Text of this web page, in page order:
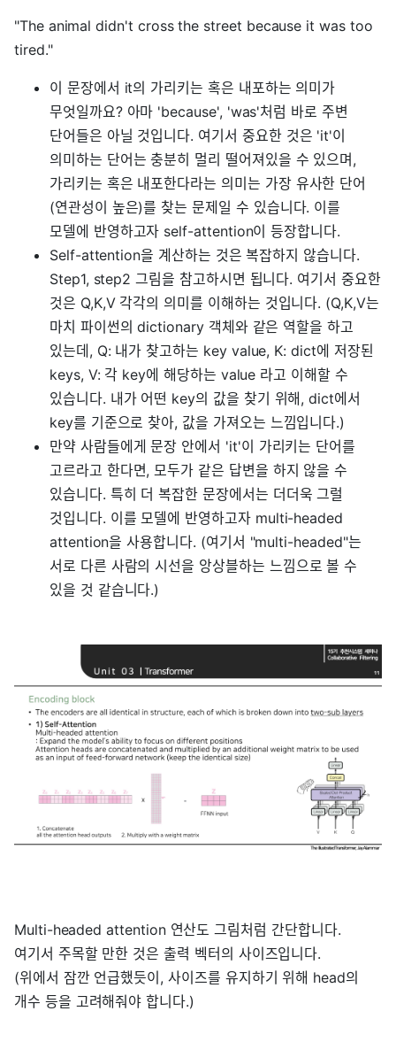
"The animal didn't cross the street because it was too
tired."
이 문장에서 it의 가리키는 혹은 내포하는 의미가
무엇일까요? 아마 'because', 'was'처럼 바로 주변
단어들은 아닐 것입니다. 여기서 중요한 것은 'it'이
의미하는 단어는 충분히 멀리 떨어져있을 수 있으며,
가리키는 혹은 내포한다라는 의미는 가장 유사한 단어
(연관성이 높은)를 찾는 문제일 수 있습니다. 이를
모델에 반영하고자 self-attention이 등장합니다.
Self-attention을 계산하는 것은 복잡하지 않습니다.
Step1, step2 그림을 참고하시면 됩니다. 여기서 중요한
것은 Q,K,V 각각의 의미를 이해하는 것입니다. (Q,K,V는
마치 파이썬의 dictionary 객체와 같은 역할을 하고
있는데, Q: 내가 찾고하는 key value, K: dict에 저장된
keys, V: 각 key에 해당하는 value 라고 이해할 수
있습니다. 내가 어떤 key의 값을 찾기 위해, dict에서
key를 기준으로 찾아, 값을 가져오는 느낌입니다.)
만약 사람들에게 문장 안에서 'it'이 가리키는 단어를
고르라고 한다면, 모두가 같은 답변을 하지 않을 수
있습니다. 특히 더 복잡한 문장에서는 더더욱 그럴
것입니다. 이를 모델에 반영하고자 multi-headed
attention을 사용합니다. (여기서 "multi-headed"는
서로 다른 사람의 시선을 앙상블하는 느낌으로 볼 수
있을 것 같습니다.)
Multi-headed attention 연산도 그림처럼 간단합니다.
여기서 주목할 만한 것은 출력 벡터의 사이즈입니다.
(위에서 잠깐 언급했듯이, 사이즈를 유지하기 위해 head의
개수 등을 고려해줘야 합니다.)